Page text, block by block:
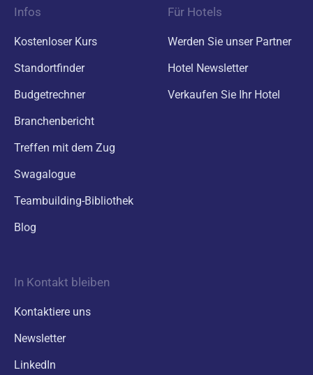
Infos
Kostenloser Kurs
Standortfinder
Budgetrechner
Branchenbericht
Treffen mit dem Zug
Swagalogue
Teambuilding-Bibliothek
Blog
Für Hotels
Werden Sie unser Partner
Hotel Newsletter
Verkaufen Sie Ihr Hotel
In Kontakt bleiben
Kontaktiere uns
Newsletter
LinkedIn